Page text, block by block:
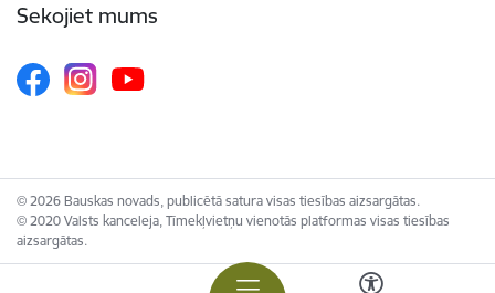
Sekojiet mums
© 2026 Bauskas novads, publicētā satura visas tiesības aizsargātas.
© 2020 Valsts kanceleja, Tīmekļvietņu vienotās platformas visas tiesības
aizsargātas.